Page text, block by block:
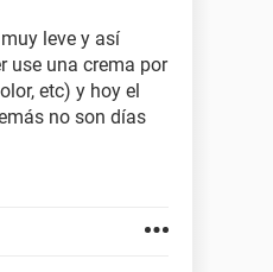
leve y así
use una crema por
etc) y hoy el
no son días